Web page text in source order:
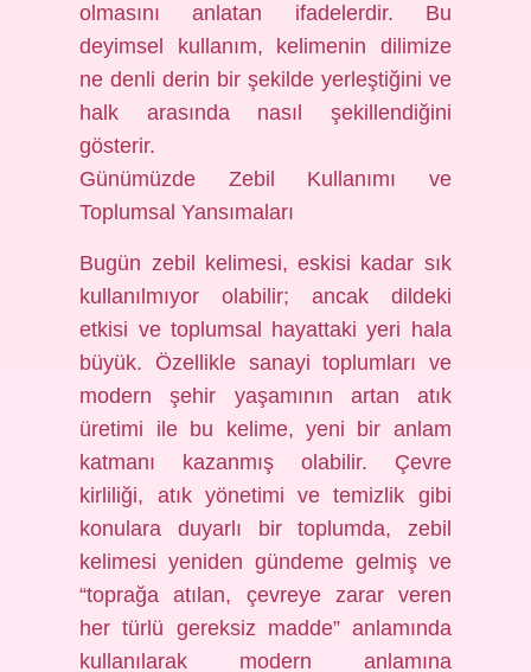
olmasını anlatan ifadelerdir. Bu
deyimsel kullanım, kelimenin dilimize
ne denli derin bir şekilde yerleştiğini ve
halk arasında nasıl şekillendiğini
gösterir.
Günümüzde Zebil Kullanımı ve
Toplumsal Yansımaları
Bugün zebil kelimesi, eskisi kadar sık
kullanılmıyor olabilir; ancak dildeki
etkisi ve toplumsal hayattaki yeri hala
büyük. Özellikle sanayi toplumları ve
modern şehir yaşamının artan atık
üretimi ile bu kelime, yeni bir anlam
katmanı kazanmış olabilir. Çevre
kirliliği, atık yönetimi ve temizlik gibi
konulara duyarlı bir toplumda, zebil
kelimesi yeniden gündeme gelmiş ve
“toprağa atılan, çevreye zarar veren
her türlü gereksiz madde” anlamında
kullanılarak modern anlamına